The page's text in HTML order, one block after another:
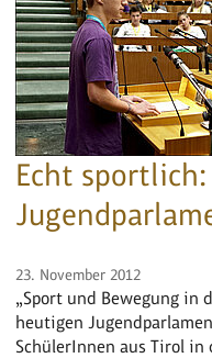
Echt sportlich:
23. November 2012
„Sport und Bewegung in
heutigen
SchülerInnen aus Tirol in